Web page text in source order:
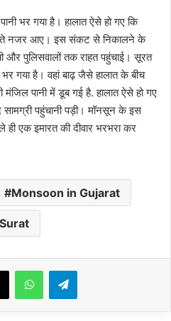
भर गया है। हालात ऐसे हो गए कि
नजर आए। इस संकट से निकालने के
और पुलिसवालों तक राहत पहुंचाई। सूरत
भर गया है। वहां बाढ़ जैसे हालात के बीच
पानी में डूब गई है. हालात ऐसे हो गए
पहुंचानी पड़ी। मॉनसून के इस
एक इमारत की दीवार भरभरा कर
Monsoon in Gujarat
WhatsAppTelegram